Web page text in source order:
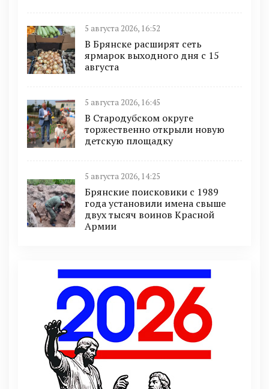
5 августа 2026, 16:52
В Брянске расширят сеть
ярмарок выходного дня с 15
августа
5 августа 2026, 16:45
В Стародубском округе
торжественно открыли новую
детскую площадку
5 августа 2026, 14:25
Брянские поисковики с 1989
года установили имена свыше
двух тысяч воинов Красной
Армии